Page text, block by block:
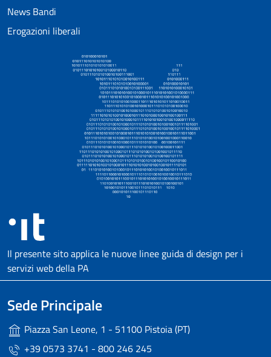
News Bandi
Erogazioni liberali
Il presente sito applica le nuove linee guida di design per i
servizi web della PA
Sede Principale
Piazza San Leone, 1 - 51100 Pistoia (PT)
+39 0573 3741 - 800 246 245